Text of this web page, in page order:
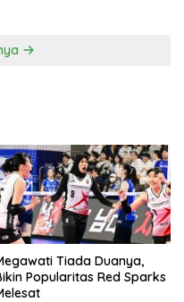
Tiada Duanya,
Popularitas Red Sparks